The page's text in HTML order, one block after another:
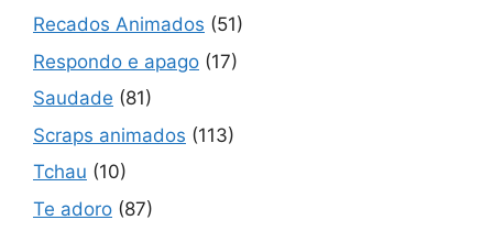
Recados Animados (51)
Respondo e apago (17)
Saudade (81)
Scraps animados (113)
Tchau (10)
Te adoro (87)